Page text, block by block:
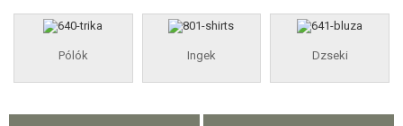
LÉGFEGYVEREK, CSÚZLIK
GRÁNÁTVETŐK, GRÁNÁTOK
Pólók Ingek Dzseki